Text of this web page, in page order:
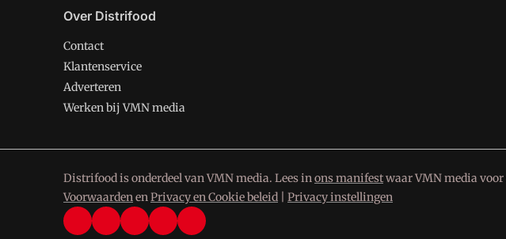
Over Distrifood
Contact
Klantenservice
Adverteren
Werken bij VMN media
Distrifood is onderdeel van VMN media. Lees inons manifestwaar VMN media
VoorwaardenenPrivacy en Cookie beleid Privacy instellingen